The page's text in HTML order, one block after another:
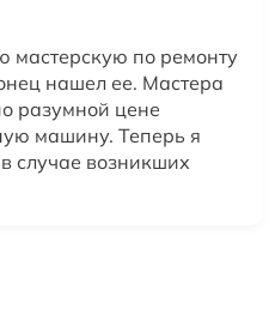
мастерскую по ремонту
нашел ее. Мастера
разумной цене
машину. Теперь я
случае возникших